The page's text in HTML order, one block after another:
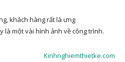
khách hàng rất là ưng
là một vài hình ảnh về công trình.
Kinhnghiemthietke.com